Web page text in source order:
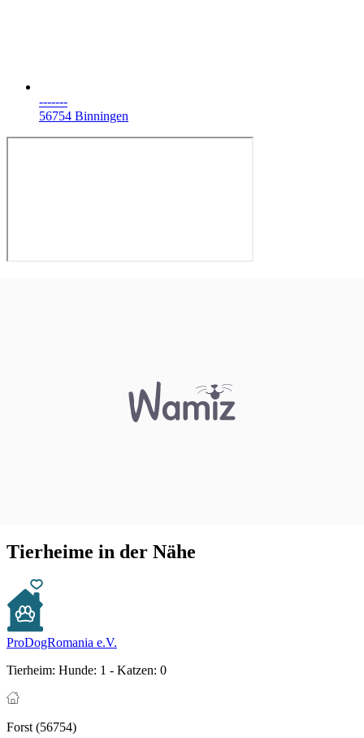
-------
56754 Binningen
Tierheime in der Nähe
ProDogRomania e.V.
Tierheim: Hunde: 1 - Katzen: 0
Forst (56754)